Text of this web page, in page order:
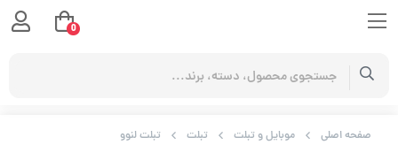
صفحه اصلی موبایل و تبلت تبلت تبلت لنوو
0